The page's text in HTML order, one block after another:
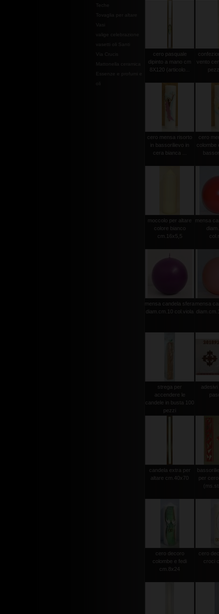
valige celebrazione
Mattonella ceramica
Essenze e profumi e
cero pasquale
dipinto a mano cm
8X120 (articolo...
vento
cero mensa risorto
in bassorilievo in
cera bianca ...
cero
colombe
moccolo per altare
colore bianco
cm.16x5,5
mensa
mensa candela sfera
diam.cm.10 col.viola
mensa
strega per
accendere le
candele in busta 100
pezzi
candela extra per
altare cm.40x70
per
cero decoro
colombe e fedi
cm.8x24
cero
croci